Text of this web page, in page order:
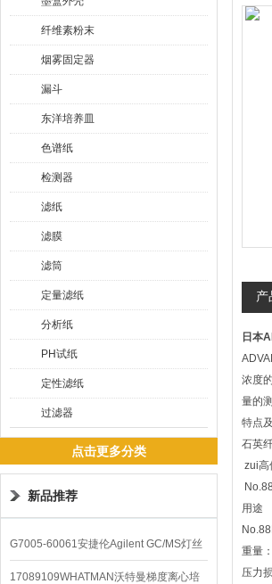
纤维素粉末
烟雾固定器
漏斗
东洋培养皿
色谱纸
检测器
滤纸
滤膜
滤筒
定量滤纸
分析纸
PH试纸
定性滤纸
过滤器
点击更多分类
新品推荐
G7005-60061安捷伦Agilent GC/MS灯丝
配件
17089109WHATMAN沃特曼梯度离心培
产
日本
浓度
量的
特点
石英
zui
用途
重量
压力